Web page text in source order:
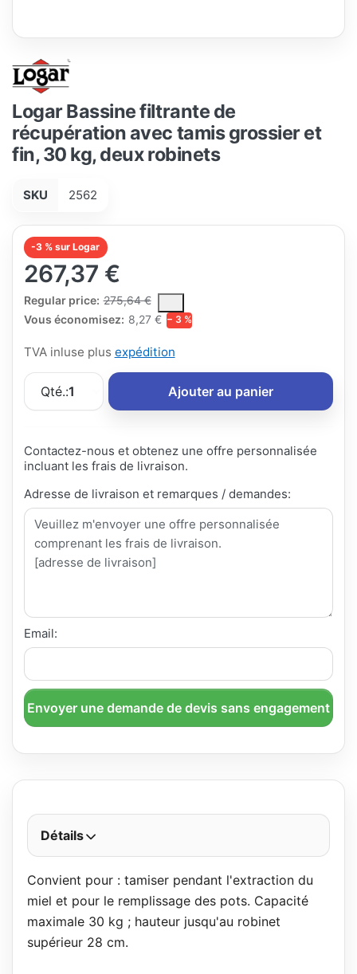
Logar Bassine filtrante de
récupération avec tamis grossier et
fin, 30 kg, deux robinets
SKU 2562
-3 % sur Logar
267,37 €
Regular price: 275,64 €
The Regular Price is the median selling price paid by
Vous économisez: 8,27 € − 3 %
TVA inluse plus expédition
Qté.:1 Ajouter au panier
Contactez-nous et obtenez une offre personnalisée
incluant les frais de livraison.
Adresse de livraison et remarques / demandes:
Email:
Envoyer une demande de devis sans engagement
Détails
Convient pour : tamiser pendant l'extraction du
miel et pour le remplissage des pots. Capacité
maximale 30 kg ; hauteur jusqu'au robinet
supérieur 28 cm.